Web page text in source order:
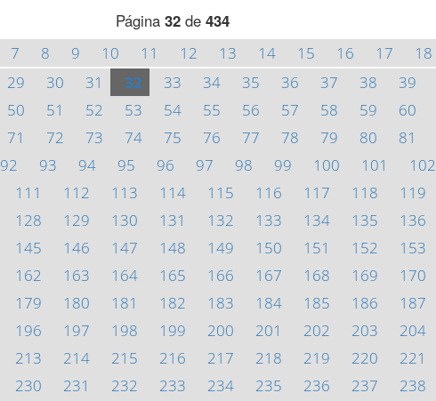
Página 32 de 434
7 8 9 10 11 12 13 14 15 16 17 18
29 30 31 32 33 34 35 36 37 38 39
50 51 52 53 54 55 56 57 58 59 60
71 72 73 74 75 76 77 78 79 80 81
92 93 94 95 96 97 98 99 100 101 102
111 112 113 114 115 116 117 118 119
128 129 130 131 132 133 134 135 136
145 146 147 148 149 150 151 152 153
162 163 164 165 166 167 168 169 170
179 180 181 182 183 184 185 186 187
196 197 198 199 200 201 202 203 204
213 214 215 216 217 218 219 220 221
230 231 232 233 234 235 236 237 238